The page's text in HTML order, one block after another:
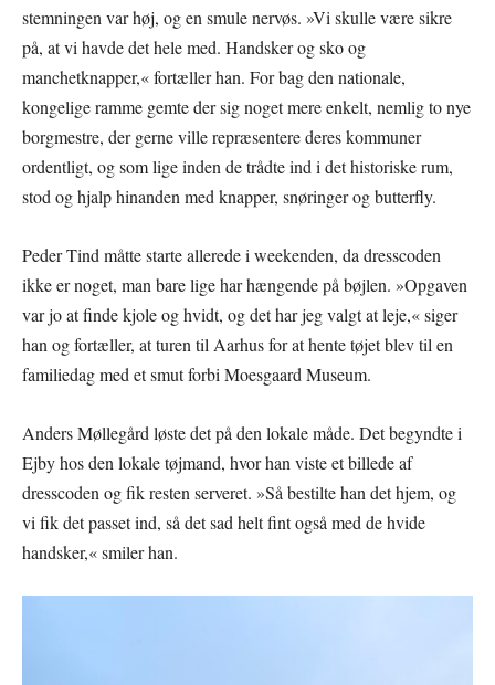
stemningen var høj, og en smule nervøs. »Vi skulle være sikre
på, at vi havde det hele med. Handsker og sko og
manchetknapper,« fortæller han. For bag den nationale,
kongelige ramme gemte der sig noget mere enkelt, nemlig to nye
borgmestre, der gerne ville repræsentere deres kommuner
ordentligt, og som lige inden de trådte ind i det historiske rum,
stod og hjalp hinanden med knapper, snøringer og butterfly.
Peder Tind måtte starte allerede i weekenden, da dresscoden
ikke er noget, man bare lige har hængende på bøjlen. »Opgaven
var jo at finde kjole og hvidt, og det har jeg valgt at leje,« siger
han og fortæller, at turen til Aarhus for at hente tøjet blev til en
familiedag med et smut forbi Moesgaard Museum.
Anders Møllegård løste det på den lokale måde. Det begyndte i
Ejby hos den lokale tøjmand, hvor han viste et billede af
dresscoden og fik resten serveret. »Så bestilte han det hjem, og
vi fik det passet ind, så det sad helt fint også med de hvide
handsker,« smiler han.